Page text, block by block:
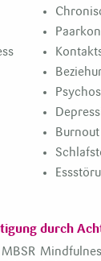
Burnout
durch